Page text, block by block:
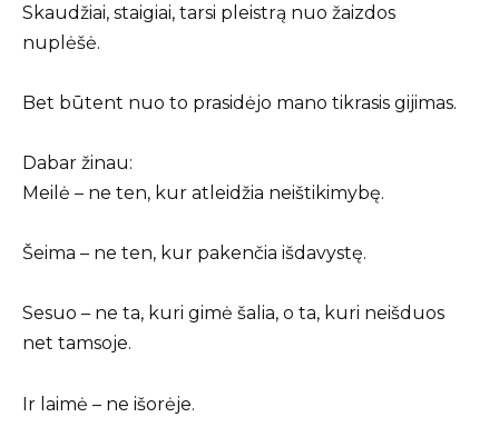
Skaudžiai, staigiai, tarsi pleistrą nuo žaizdos
nuplėšė.
Bet būtent nuo to prasidėjo mano tikrasis gijimas.
Dabar žinau:
Meilė – ne ten, kur atleidžia neištikimybę.
Šeima – ne ten, kur pakenčia išdavystę.
Sesuo – ne ta, kuri gimė šalia, o ta, kuri neišduos
net tamsoje.
Ir laimė – ne išorėje.